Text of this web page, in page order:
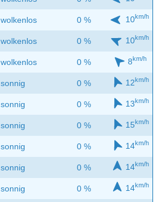
wolkenlos 0 % 10km/h
wolkenlos 0 % 10km/h
wolkenlos 0 % 8km/h
sonnig 0 % 12km/h
sonnig 0 % 13km/h
sonnig 0 % 15km/h
sonnig 0 % 14km/h
sonnig 0 % 14km/h
sonnig 0 % 14km/h